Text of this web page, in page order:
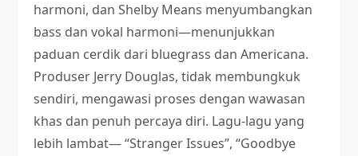
harmoni, dan Shelby Means menyumbangkan
bass dan vokal harmoni—menunjukkan
paduan cerdik dari bluegrass dan Americana.
Produser Jerry Douglas, tidak membungkuk
sendiri, mengawasi proses dengan wawasan
khas dan penuh percaya diri. Lagu-lagu yang
lebih lambat— “Stranger Issues”, “Goodbye